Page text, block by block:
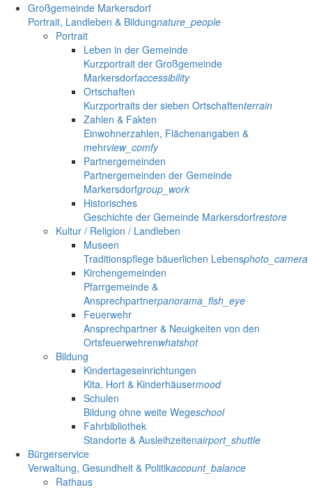
Großgemeinde Markersdorf
Portrait, Landleben & Bildungnature_people
Portrait
Leben in der Gemeinde
Kurzportrait der Großgemeinde
Markersdorfaccessibility
Ortschaften
Kurzportraits der sieben Ortschaftenterrain
Zahlen & Fakten
Einwohnerzahlen, Flächenangaben &
mehrview_comfy
Partnergemeinden
Partnergemeinden der Gemeinde
Markersdorfgroup_work
Historisches
Geschichte der Gemeinde Markersdorfrestore
Kultur / Religion / Landleben
Museen
Traditionspflege bäuerlichen Lebensphoto_camera
Kirchengemeinden
Pfarrgemeinde &
Ansprechpartnerpanorama_fish_eye
Feuerwehr
Ansprechpartner & Neuigkeiten von den
Ortsfeuerwehrenwhatshot
Bildung
Kindertageseinrichtungen
Kita, Hort & Kinderhäusermood
Schulen
Bildung ohne weite Wegeschool
Fahrbibliothek
Standorte & Ausleihzeitenairport_shuttle
Bürgerservice
Verwaltung, Gesundheit & Politikaccount_balance
Rathaus